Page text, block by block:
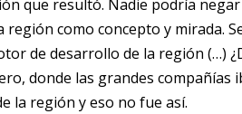
que resultó. Nadie podría
como concepto y mirada.
de desarrollo de la región (…)
donde las grandes compañías
la región y eso no fue así.